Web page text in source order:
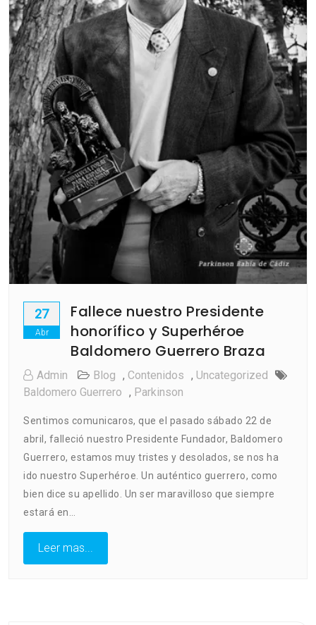
27
Abr
Fallece nuestro Presidente
honorífico y Superhéroe
Baldomero Guerrero Braza
Admin Blog , Contenidos , Uncategorized
Baldomero Guerrero , Parkinson
Sentimos comunicaros, que el pasado sábado 22 de
abril, falleció nuestro Presidente Fundador, Baldomero
Guerrero, estamos muy tristes y desolados, se nos ha
ido nuestro Superhéroe. Un auténtico guerrero, como
bien dice su apellido. Un ser maravilloso que siempre
estará en…
Leer mas...